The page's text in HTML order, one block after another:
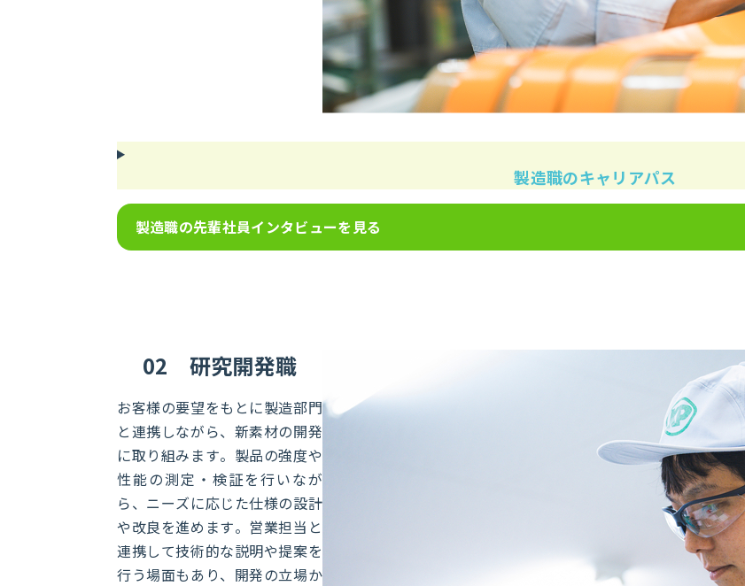
製造職のキャリアパス
製造職の先輩社員インタビューを見る
02 研究開発職
お客様の要望をもとに製造部門
と連携しながら、新素材の開発
に取り組みます。製品の強度や
性能の測定・検証を行いなが
ら、ニーズに応じた仕様の設計
や改良を進めます。営業担当と
連携して技術的な説明や提案を
行う場面もあり、開発の立場か